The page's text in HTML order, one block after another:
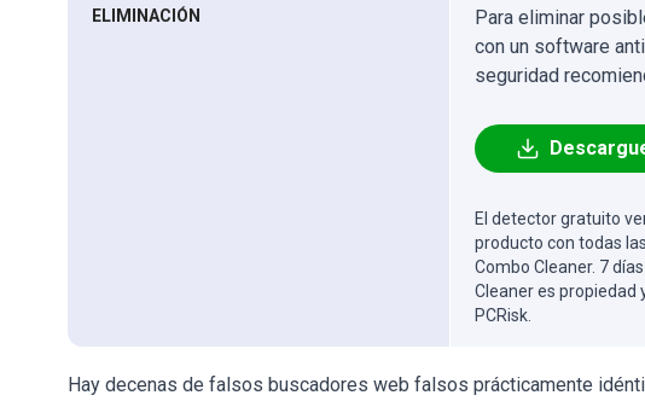
ELIMINACIÓN
Para eliminar
con un software
seguridad
El detector gratuito
producto con todas
Combo Cleaner. 7
Cleaner es propiedad
PCRisk.
Hay decenas de falsos buscadores web falsos prácticamente